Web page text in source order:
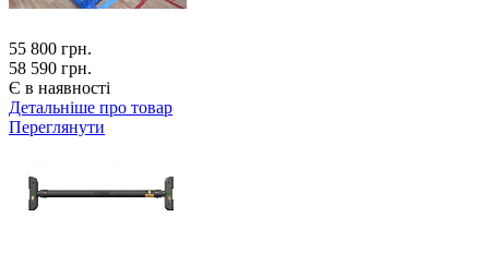
55 800 грн.
58 590 грн.
Є в наявності
Детальніше про товар
Переглянути